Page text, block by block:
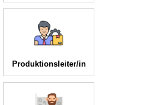
Produktionsleiter/in